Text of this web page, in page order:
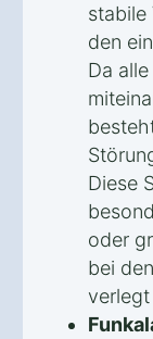
stabile
den
Da
Diese
oder
bei
verlegt